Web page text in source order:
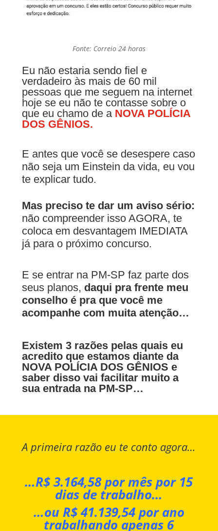
Fonte: Correio 24 horas
Eu não estaria sendo fiel e
verdadeiro às mais de 60 mil
pessoas que me seguem na internet
hoje se eu não te contasse sobre o
que eu chamo de a NOVA POLÍCIA
DOS GÊNIOS.
E antes que você se desespere caso
não seja um Einstein da vida, eu vou
te explicar tudo.
Mas preciso te dar um aviso sério:
não compreender isso AGORA, te
coloca em desvantagem IMEDIATA
já para o próximo concurso.
E se entrar na PM-SP faz parte dos
seus planos, daqui pra frente meu
conselho é pra que você me
acompanhe com muita atenção…
Existem 3 razões pelas quais eu
acredito que estamos diante da
NOVA POLÍCIA DOS GÊNIOS e
saber disso vai facilitar muito a
sua entrada na PM-SP…
A primeira razão eu te conto agora…
…R$ 3.164,58 por mês por 15
dias de trabalho…
…ou R$ 41.139,54 por ano
trabalhando apenas 6